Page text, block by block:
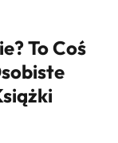
To Coś